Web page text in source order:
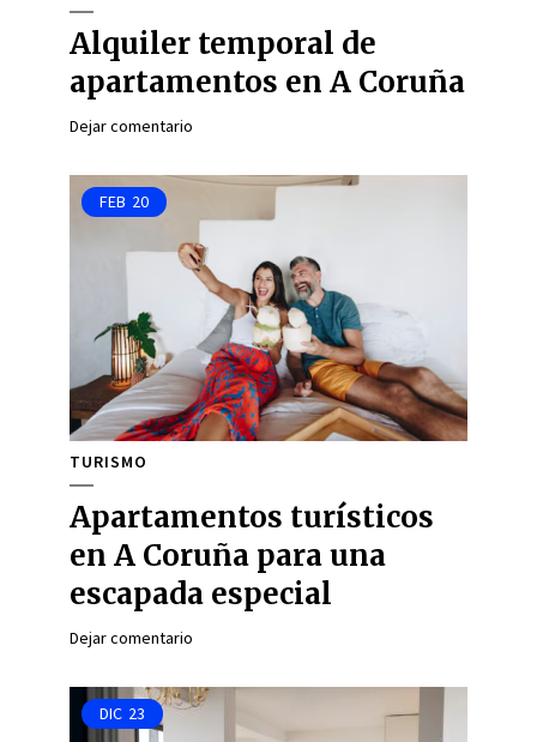
Alquiler temporal de
apartamentos en A Coruña
Dejar comentario
FEB 20
TURISMO
Apartamentos turísticos
en A Coruña para una
escapada especial
Dejar comentario
DIC 23